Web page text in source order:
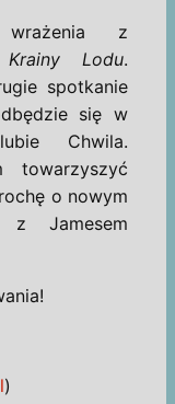
z
Krainy Lodu.
spotkanie
się w
Chwila.
towarzyszyć
o nowym
Jamesem
)